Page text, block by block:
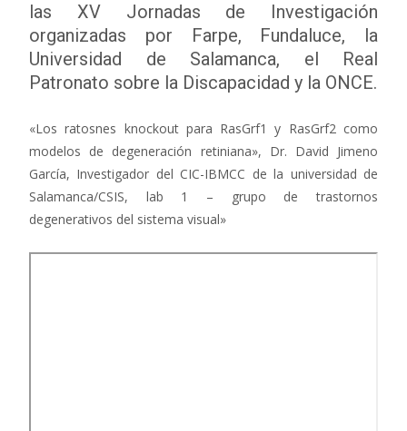
las XV Jornadas de Investigación
organizadas por Farpe, Fundaluce, la
Universidad de Salamanca, el Real
Patronato sobre la Discapacidad y la ONCE.
«Los ratosnes knockout para RasGrf1 y RasGrf2 como
modelos de degeneración retiniana», Dr. David Jimeno
García, Investigador del CIC-IBMCC de la universidad de
Salamanca/CSIS, lab 1 – grupo de trastornos
degenerativos del sistema visual»